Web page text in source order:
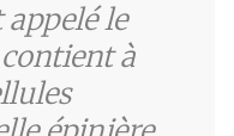
appelé le
à